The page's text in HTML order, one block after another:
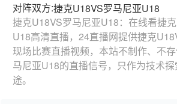
对阵双方:捷克U18VS罗马尼亚U18
捷克U18VS罗马尼亚U18：在线看捷
U18高清直播，24直播网提供捷克
现场比赛直播视频，本站不制作、不
马尼亚U18的直播信号，只作为技术
途。